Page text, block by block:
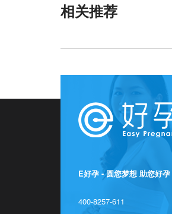
相关推荐
E好孕 - 圆您梦想 助您好孕
400-8257-611